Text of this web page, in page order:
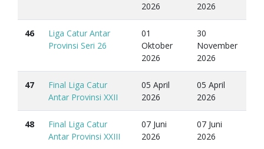
2026
2026
46
Liga Catur Antar
Provinsi Seri 26
01
Oktober
2026
30
November
2026
47
Final Liga Catur
Antar Provinsi XXII
05 April
2026
05 April
2026
48
Final Liga Catur
Antar Provinsi XXIII
07 Juni
2026
07 Juni
2026